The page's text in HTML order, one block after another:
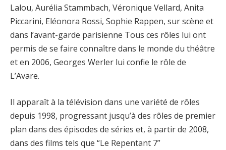
Lalou, Aurélia Stammbach, Véronique Vellard, Anita
Piccarini, Eléonora Rossi, Sophie Rappen, sur scène et
dans l’avant-garde parisienne Tous ces rôles lui ont
permis de se faire connaître dans le monde du théâtre
et en 2006, Georges Werler lui confie le rôle de
L’Avare.
Il apparaît à la télévision dans une variété de rôles
depuis 1998, progressant jusqu’à des rôles de premier
plan dans des épisodes de séries et, à partir de 2008,
dans des films tels que “Le Repentant 7”